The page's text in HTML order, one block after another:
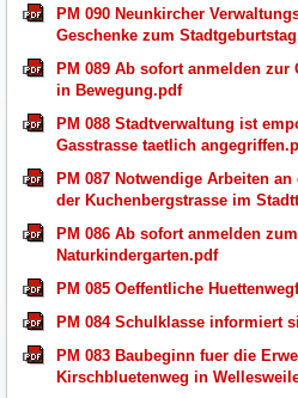
PM 090 Neunkircher
Geschenke zum
PM 089 Ab sofort anmelden zur
in Bewegung.pdf
PM 088 Stadtverwaltung ist
Gasstrasse taetlich
PM 087 Notwendige Arbeiten
der Kuchenbergstrasse im
PM 086 Ab sofort anmelden
Naturkindergarten.pdf
PM 085 Oeffentliche
PM 084 Schulklasse informiert
PM 083 Baubeginn fuer die
Kirschbluetenweg in